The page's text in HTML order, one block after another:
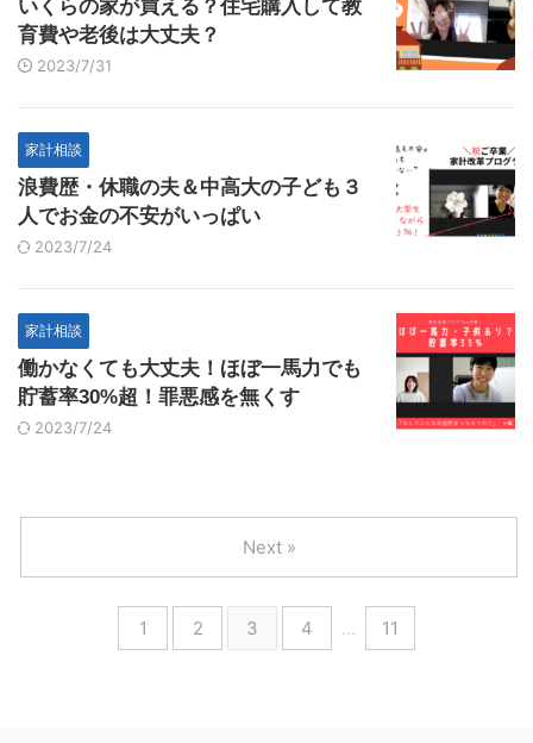
いくらの家が買える？住宅購入して教
育費や老後は大丈夫？
2023/7/31
家計相談
浪費歴・休職の夫＆中高大の子ども３
人でお金の不安がいっぱい
2023/7/24
家計相談
働かなくても大丈夫！ほぼ一馬力でも
貯蓄率30%超！罪悪感を無くす
2023/7/24
1 2 3 4 … 11
Next »